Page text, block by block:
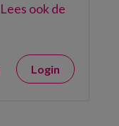
Lees ook de
Login